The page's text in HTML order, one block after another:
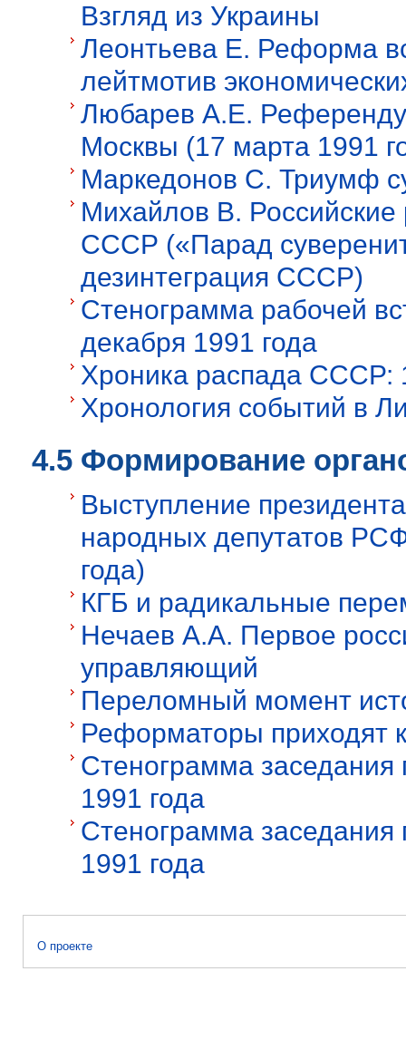
Взгляд из Украины
Леонтьева Е. Реформа
лейтмотив
Любарев А.Е.
Москвы (17 марта 1991
Маркедонов С. Триумф
Михайлов В. Российские
СССР («Парад
дезинтеграция СССР)
Стенограмма рабочей
декабря 1991 года
Хроника распада СССР:
Хронология событий в
4.5 Формирование
Выступление
народных депутатов
года)
КГБ и радикальные
Нечаев А.А. Первое
управляющий
Переломный момент
Реформаторы приходят
Стенограмма
1991 года
Стенограмма
1991 года
О проекте